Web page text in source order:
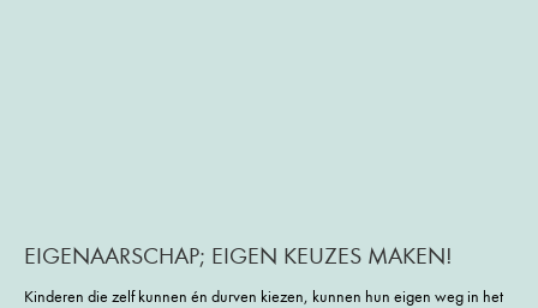
EIGENAARSCHAP; EIGEN KEUZES MAKEN!
Kinderen die zelf kunnen én durven kiezen, kunnen hun eigen weg in het